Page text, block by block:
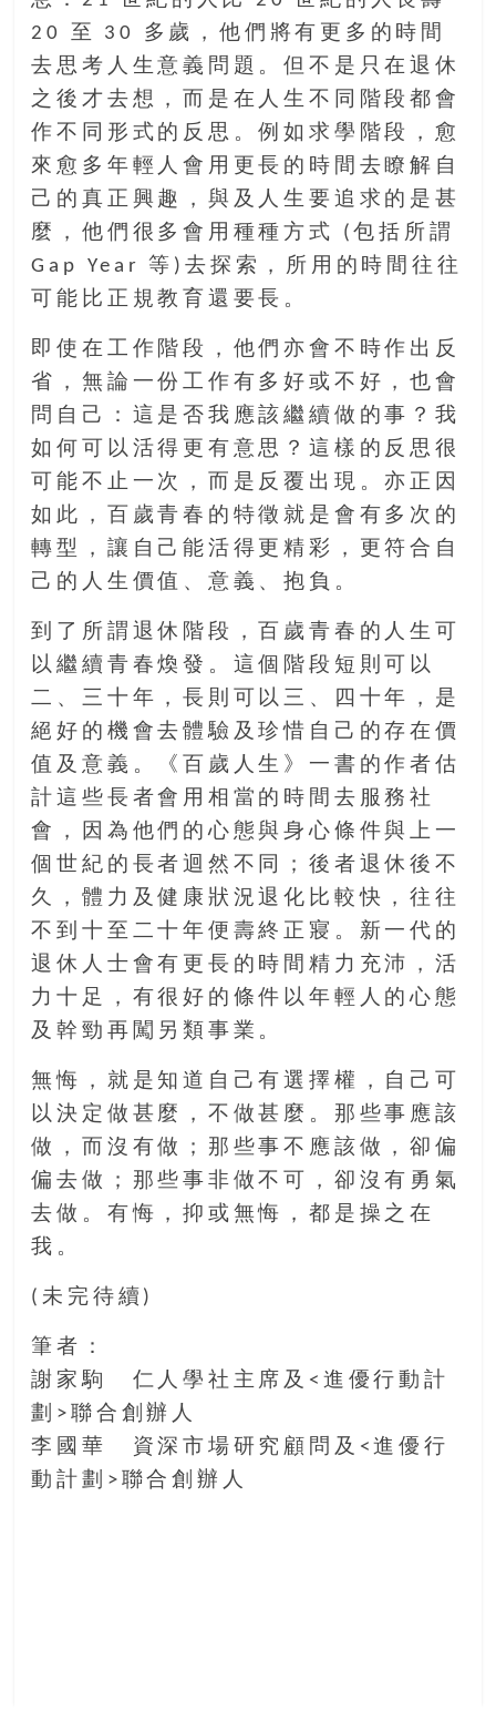
找
尋
樂
齡
寶
藏。
一
同
抱
著
觀
積
極
的
態
度，
迎
接
豐
盛
的
二
人
生。
20 至 30 多歲，他們將有更多的時間
去思考人生意義問題。但不是只在退休
之後才去想，而是在人生不同階段都會
作不同形式的反思。例如求學階段，愈
來愈多年輕人會用更長的時間去瞭解自
己的真正興趣，與及人生要追求的是甚
麼，他們很多會用種種方式 (包括所謂
Gap Year 等)去探索，所用的時間往往
可能比正規教育還要長。
即使在工作階段，他們亦會不時作出反
省，無論一份工作有多好或不好，也會
問自己：這是否我應該繼續做的事？我
如何可以活得更有意思？這樣的反思很
可能不止一次，而是反覆出現。亦正因
如此，百歲青春的特徵就是會有多次的
轉型，讓自己能活得更精彩，更符合自
己的人生價值、意義、抱負。
到了所謂退休階段，百歲青春的人生可
以繼續青春煥發。這個階段短則可以
二、三十年，長則可以三、四十年，是
絕好的機會去體驗及珍惜自己的存在價
值及意義。《百歲人生》一書的作者估
計這些長者會用相當的時間去服務社
會，因為他們的心態與身心條件與上一
個世紀的長者迴然不同；後者退休後不
久，體力及健康狀況退化比較快，往往
不到十至二十年便壽終正寢。新一代的
退休人士會有更長的時間精力充沛，活
力十足，有很好的條件以年輕人的心態
及幹勁再闖另類事業。
無悔，就是知道自己有選擇權，自己可
以決定做甚麼，不做甚麼。那些事應該
做，而沒有做；那些事不應該做，卻偏
偏去做；那些事非做不可，卻沒有勇氣
去做。有悔，抑或無悔，都是操之在
我。
(未完待續)
筆者：
謝家駒 仁人學社主席及<進優行動計
劃>聯合創辦人
李國華 資深市場研究顧問及<進優行
動計劃>聯合創辦人